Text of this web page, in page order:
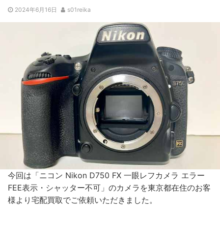
2024年6月16日 s01reika
今回は「ニコン Nikon D750 FX 一眼レフカメラ エラー
FEE表示・シャッター不可」のカメラを東京都在住のお客
様より宅配買取でご依頼いただきました。